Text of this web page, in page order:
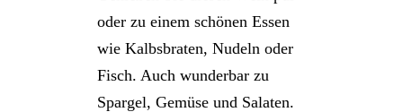
oder zu einem schönen Essen
wie Kalbsbraten, Nudeln oder
Fisch. Auch wunderbar zu
Spargel, Gemüse und Salaten.